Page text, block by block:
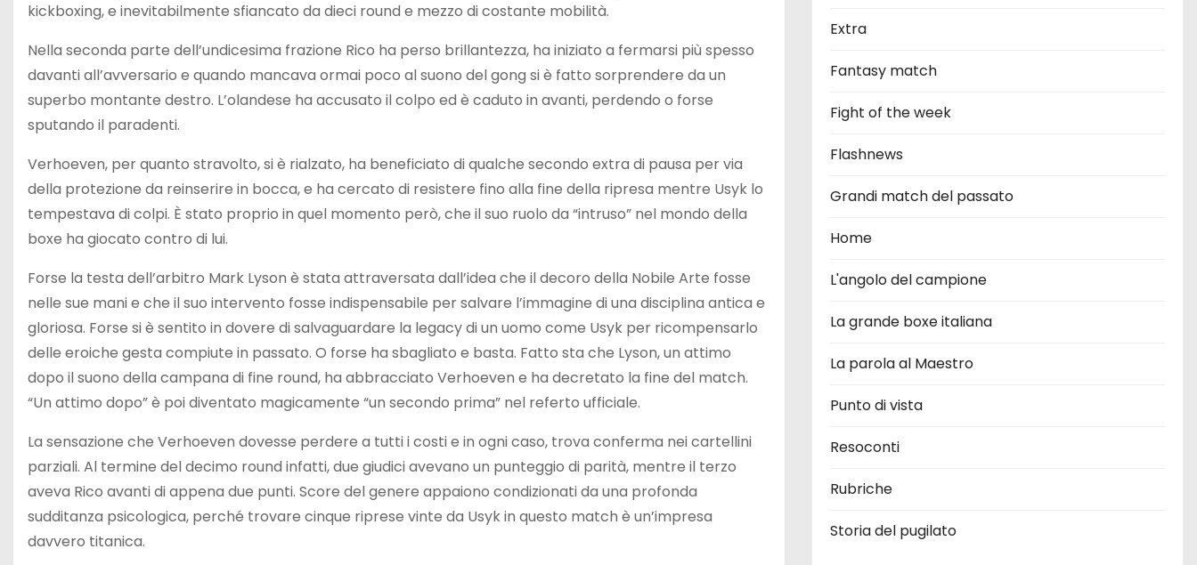
kickboxing, e inevitabilmente sfiancato da dieci round e mezzo di costante mobilità.
Nella seconda parte dell’undicesima frazione Rico ha perso brillantezza, ha iniziato a fermarsi più spesso
davanti all’avversario e quando mancava ormai poco al suono del gong si è fatto sorprendere da un
superbo montante destro. L’olandese ha accusato il colpo ed è caduto in avanti, perdendo o forse
sputando il paradenti.
Verhoeven, per quanto stravolto, si è rialzato, ha beneficiato di qualche secondo extra di pausa per via
della protezione da reinserire in bocca, e ha cercato di resistere fino alla fine della ripresa mentre Usyk lo
tempestava di colpi. È stato proprio in quel momento però, che il suo ruolo da “intruso” nel mondo della
boxe ha giocato contro di lui.
Forse la testa dell’arbitro Mark Lyson è stata attraversata dall’idea che il decoro della Nobile Arte fosse
nelle sue mani e che il suo intervento fosse indispensabile per salvare l’immagine di una disciplina antica e
gloriosa. Forse si è sentito in dovere di salvaguardare la legacy di un uomo come Usyk per ricompensarlo
delle eroiche gesta compiute in passato. O forse ha sbagliato e basta. Fatto sta che Lyson, un attimo
dopo il suono della campana di fine round, ha abbracciato Verhoeven e ha decretato la fine del match.
“Un attimo dopo” è poi diventato magicamente “un secondo prima” nel referto ufficiale.
La sensazione che Verhoeven dovesse perdere a tutti i costi e in ogni caso, trova conferma nei cartellini
parziali. Al termine del decimo round infatti, due giudici avevano un punteggio di parità, mentre il terzo
aveva Rico avanti di appena due punti. Score del genere appaiono condizionati da una profonda
sudditanza psicologica, perché trovare cinque riprese vinte da Usyk in questo match è un’impresa
davvero titanica.
Extra
Fantasy match
Fight of the week
Flashnews
Grandi match del passato
Home
L'angolo del campione
La grande boxe italiana
La parola al Maestro
Punto di vista
Resoconti
Rubriche
Storia del pugilato